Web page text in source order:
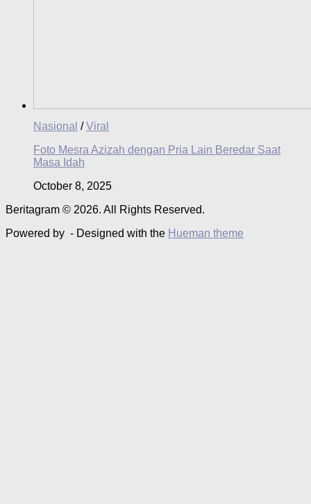
Nasional /Viral
Foto Mesra Azizah dengan Pria Lain Beredar Saat
Masa Idah
October 8, 2025
Beritagram © 2026. All Rights Reserved.
Powered by - Designed with the Hueman theme